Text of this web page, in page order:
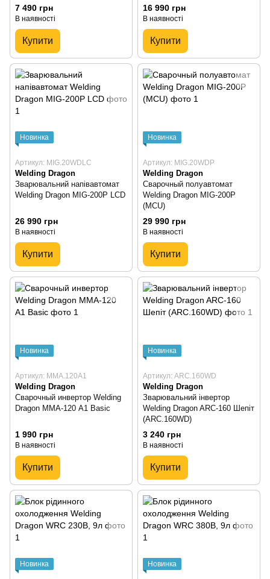
7 490 грн
В наявності
Купити
16 990 грн
В наявності
Купити
Новинка
Артикул: MIG.20WDLC
Welding Dragon
Зварювальний напівавтомат
Welding Dragon MIG-200P LCD
26 990 грн
В наявності
Купити
Новинка
Артикул: MIG.20WDP
Welding Dragon
Сварочный полуавтомат
Welding Dragon MIG-200P
(MCU)
29 990 грн
В наявності
Купити
Новинка
Артикул: MMA.120A1
Welding Dragon
Сварочный инвертор Welding
Dragon ММА-120 A1 Basic
1 990 грн
В наявності
Купити
Новинка
Артикул: ARC.160WD
Welding Dragon
Зварювальний інвертор
Welding Dragon ARC-160 Шепіт
(ARC.160WD)
3 240 грн
В наявності
Купити
Новинка Новинка